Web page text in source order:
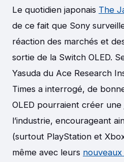
Le quotidien japonais The
de ce fait que Sony
réaction des marchés et
sortie de la Switch OLED.
Yasuda du Ace Research
Times a interrogé, de
OLED pourraient créer
l’industrie, encourageant
(surtout PlayStation et
même avec leurs